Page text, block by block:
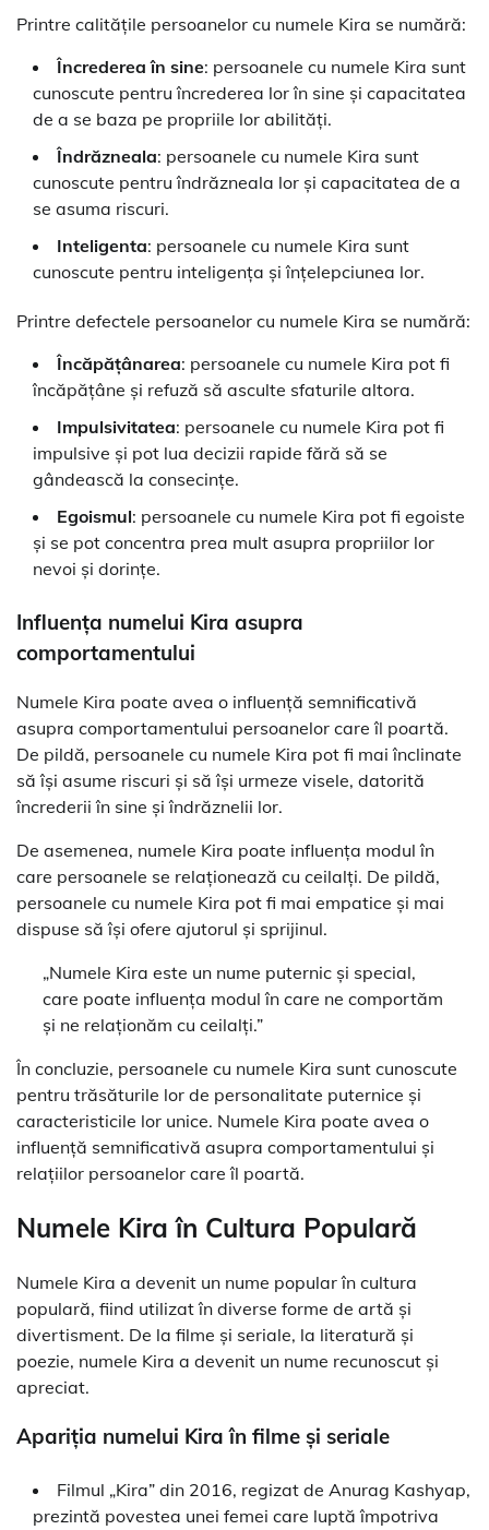
Printre calitățile persoanelor cu numele Kira se numără:
Încrederea în sine: persoanele cu numele Kira sunt
cunoscute pentru încrederea lor în sine și capacitatea
de a se baza pe propriile lor abilități.
Îndrăzneala: persoanele cu numele Kira sunt
cunoscute pentru îndrăzneala lor și capacitatea de a
se asuma riscuri.
Inteligenta: persoanele cu numele Kira sunt
cunoscute pentru inteligența și înțelepciunea lor.
Printre defectele persoanelor cu numele Kira se numără:
Încăpățânarea: persoanele cu numele Kira pot fi
încăpățâne și refuză să asculte sfaturile altora.
Impulsivitatea: persoanele cu numele Kira pot fi
impulsive și pot lua decizii rapide fără să se
gândească la consecințe.
Egoismul: persoanele cu numele Kira pot fi egoiste
și se pot concentra prea mult asupra propriilor lor
nevoi și dorințe.
Influența numelui Kira asupra
comportamentului
Numele Kira poate avea o influență semnificativă
asupra comportamentului persoanelor care îl poartă.
De pildă, persoanele cu numele Kira pot fi mai înclinate
să își asume riscuri și să își urmeze visele, datorită
încrederii în sine și îndrăznelii lor.
De asemenea, numele Kira poate influența modul în
care persoanele se relaționează cu ceilalți. De pildă,
persoanele cu numele Kira pot fi mai empatice și mai
dispuse să își ofere ajutorul și sprijinul.
„Numele Kira este un nume puternic și special,
care poate influența modul în care ne comportăm
și ne relaționăm cu ceilalți.”
În concluzie, persoanele cu numele Kira sunt cunoscute
pentru trăsăturile lor de personalitate puternice și
caracteristicile lor unice. Numele Kira poate avea o
influență semnificativă asupra comportamentului și
relațiilor persoanelor care îl poartă.
Numele Kira în Cultura Populară
Numele Kira a devenit un nume popular în cultura
populară, fiind utilizat în diverse forme de artă și
divertisment. De la filme și seriale, la literatură și
poezie, numele Kira a devenit un nume recunoscut și
apreciat.
Apariția numelui Kira în filme și seriale
Filmul „Kira” din 2016, regizat de Anurag Kashyap,
prezintă povestea unei femei care luptă împotriva